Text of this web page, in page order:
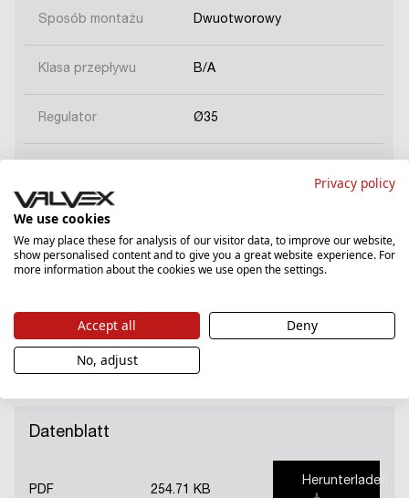
Sposób montażu Dwuotworowy
Klasa przepływu B/A
Regulator Ø35
Kod EAN produkt
jednostkowy
Herunterladen
Datenblatt
PDF 254.71 KB
Herunterladen
Privacy policy
We use cookies
We may place these for analysis of our visitor data, to improve our website,
show personalised content and to give you a great website experience. For
more information about the cookies we use open the settings.
Accept all
Deny
No, adjust